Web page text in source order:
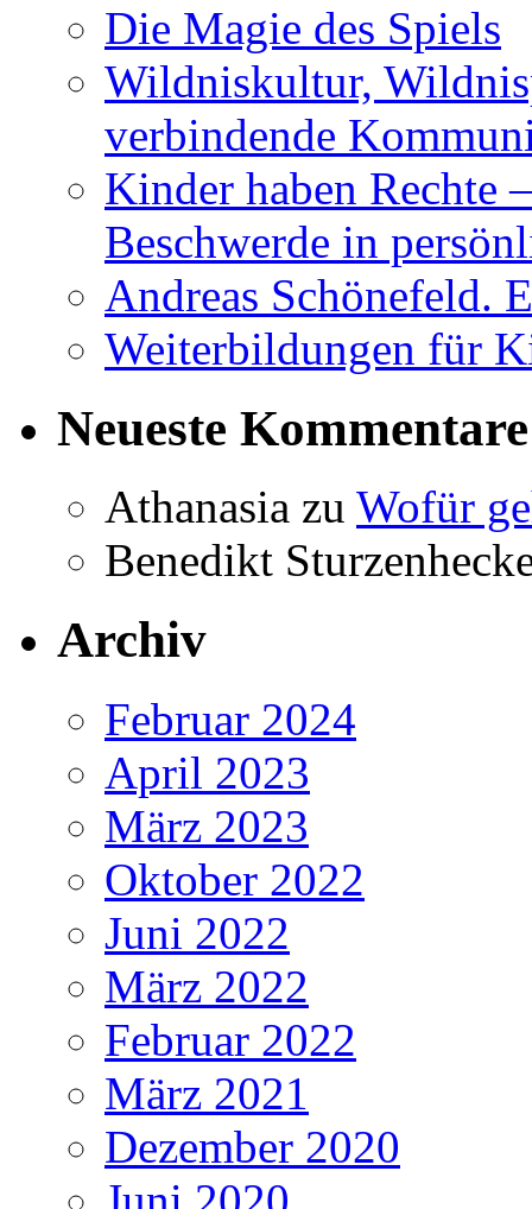
Die Magie des Spiels
Wildniskultur,
verbindende
Kinder haben Rechte
Beschwerde in
Andreas Schönefeld.
Weiterbildungen für
Neueste Kommentare
Athanasia zu Wofür
Benedikt
Archiv
Februar 2024
April 2023
März 2023
Oktober 2022
Juni 2022
März 2022
Februar 2022
März 2021
Dezember 2020